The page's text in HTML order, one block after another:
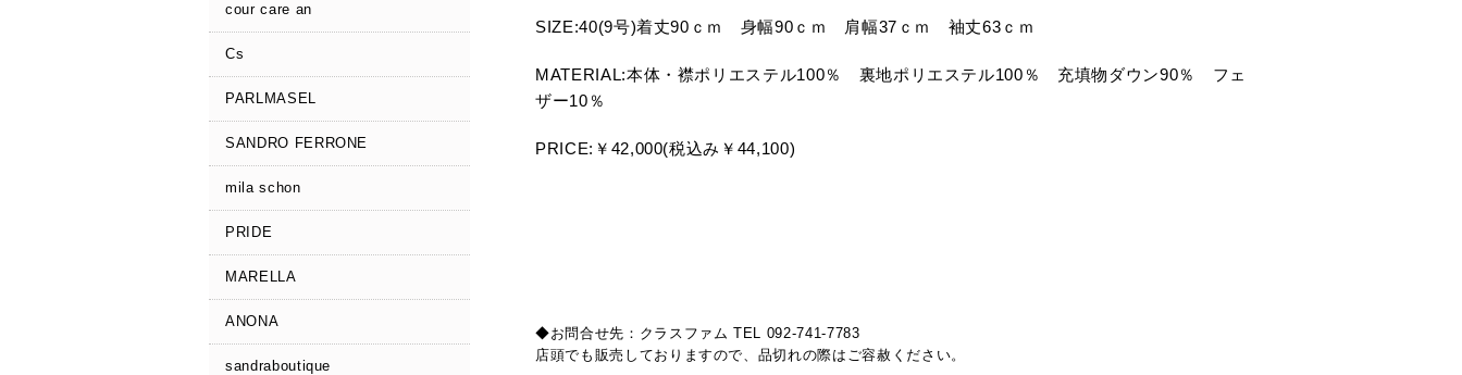
cour care an
Cs
PARLMASEL
SANDRO FERRONE
mila schon
PRIDE
MARELLA
ANONA
sandraboutique
SIZE:40(9号)着丈90ｃｍ 身幅90ｃｍ 肩幅37ｃｍ 袖丈63ｃｍ
MATERIAL:本体・襟ポリエステル100％ 裏地ポリエステル100％ 充填物ダウン90％ フェ
ザー10％
PRICE:￥42,000(税込み￥44,100)
◆お問合せ先：クラスファム TEL 092-741-7783
店頭でも販売しておりますので、品切れの際はご容赦ください。